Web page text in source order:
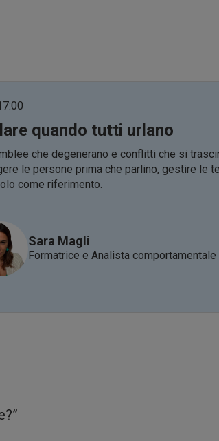
quando tutti urlano
che degenerano e conflitti che si
le persone prima che parlino, gestire le
come riferimento.
Sara Magli
Formatrice e Analista comportamentale